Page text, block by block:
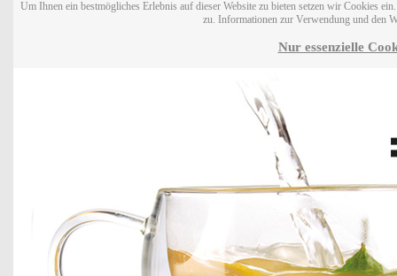
Um Ihnen ein bestmögliches Erlebnis auf dieser Website zu bieten setzen wir Cookies
zu. Informationen zur Verwendung und den
Nur essenzielle